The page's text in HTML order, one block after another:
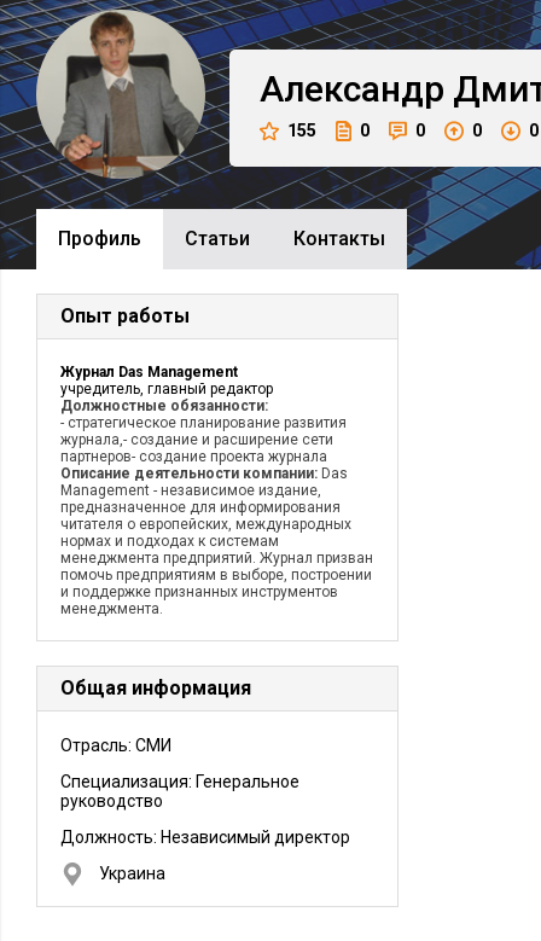
Александр
155 0 0 0 0
Профиль Cтатьи Контакты
Опыт работы
Журнал Das Management
учредитель, главный редактор
Должностные обязанности:
- стратегическое планирование развития
журнала,- создание и расширение сети
партнеров- создание проекта журнала
Описание деятельности компании: Das
Management - независимое издание,
предназначенное для информирования
читателя о европейских, международных
нормах и подходах к системам
менеджмента предприятий. Журнал призван
помочь предприятиям в выборе, построении
и поддержке признанных инструментов
менеджмента.
Общая информация
Отрасль: СМИ
Специализация: Генеральное
руководство
Должность: Независимый директор
Украина